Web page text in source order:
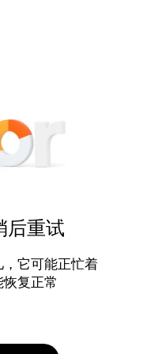
后重试
它可能正忙着
复正常